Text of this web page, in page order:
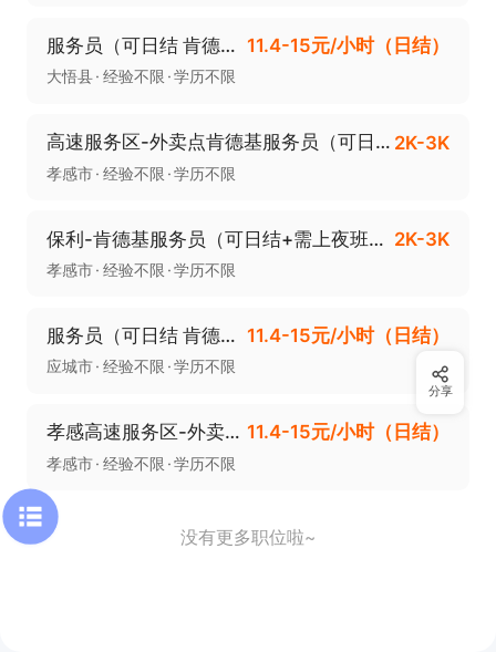
服务员（可日结 肯德基大悟建新街） 11.4-15元/小时（日结）
大悟县 经验不限 学历不限
高速服务区-外卖点肯德基服务员（可日结） 2K-3K
孝感市 经验不限 学历不限
保利-肯德基服务员（可日结+需上夜班到24点）） 2K-3K
孝感市 经验不限 学历不限
服务员（可日结 肯德基 应城蒲阳大道店） 11.4-15元/小时（日结）
应城市 经验不限 学历不限
孝感高速服务区-外卖点肯德基兼职服务员 11.4-15元/小时（日结）
孝感市 经验不限 学历不限
没有更多职位啦~
分享